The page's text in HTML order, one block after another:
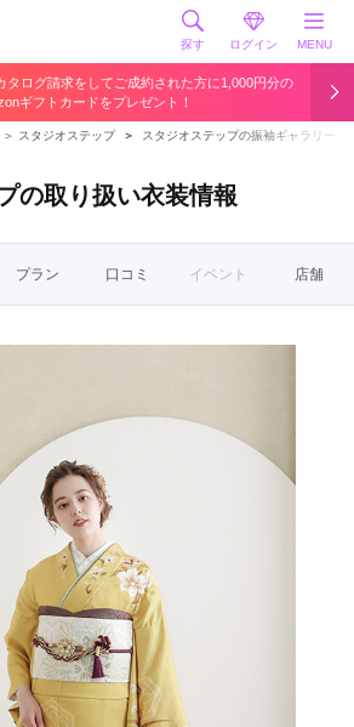
探す ログイン MENU
タログ請求をしてご成約された方に1,000円分の
ギフトカードをプレゼント！
＞ スタジオステップ ＞ スタジオステップの振袖ギャラリー
の取り扱い衣装情報
プラン 口コミ イベント 店舗